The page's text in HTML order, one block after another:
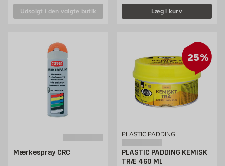
Udsolgt i den valgte butik Læg i kurv
Mærkespray CRC
25%
PLASTIC PADDING
PLASTIC PADDING KEMISK
TRÆ 460 ML